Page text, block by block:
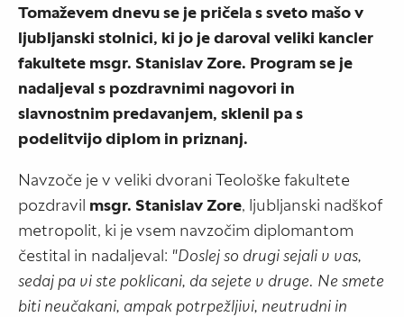
Tomaževem dnevu se je pričela s sveto mašo v
ljubljanski stolnici, ki jo je daroval veliki kancler
fakultete msgr. Stanislav Zore. Program se je
nadaljeval s pozdravnimi nagovori in
slavnostnim predavanjem, sklenil pa s
podelitvijo diplom in priznanj.
Navzoče je v veliki dvorani Teološke fakultete
pozdravil msgr. Stanislav Zore, ljubljanski nadškof
metropolit, ki je vsem navzočim diplomantom
čestital in nadaljeval: "Doslej so drugi sejali v vas,
sedaj pa vi ste poklicani, da sejete v druge. Ne smete
biti neučakani, ampak potrpežljivi, neutrudni in